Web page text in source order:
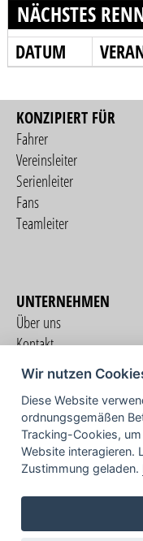
NÄCHSTES
DATUM
KONZIPIERT FÜR
Fahrer
Vereinsleiter
Serienleiter
Fans
Teamleiter
UNTERNEHMEN
Über uns
Kontakt
Nutzungsbedingungen
Datenschutzerklärung
Impressum
Wir nutzen
Diese Website
ordnungsgemäßen
Tracking-Cookies,
Website interagieren.
Zustimmung geladen.